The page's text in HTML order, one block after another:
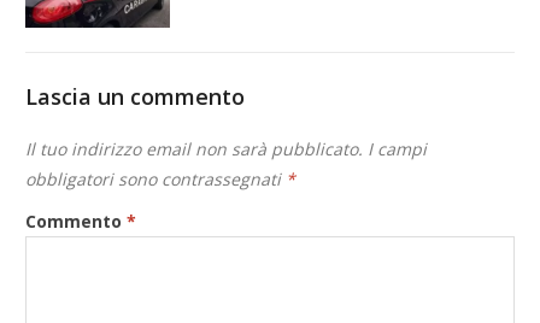
Lascia un commento
Il tuo indirizzo email non sarà pubblicato. I campi
obbligatori sono contrassegnati *
Commento*